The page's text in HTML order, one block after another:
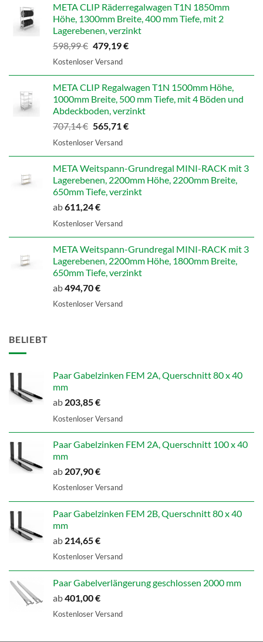
META CLIP Räderregalwagen T1N 1850mm
Höhe, 1300mm Breite, 400 mm Tiefe, mit 2
Lagerebenen, verzinkt
598,99€ Ursprünglicher
Preis
479,19€Aktueller
Kostenloser Versand
META CLIP Regalwagen T1N 1500mm Höhe,
1000mm Breite, 500 mm Tiefe, mit 4 Böden und
Abdeckboden, verzinkt
707,14€ Ursprünglicher
Preis
565,71€Aktueller
Kostenloser Versand
META Weitspann-Grundregal MINI-RACK mit 3
Lagerebenen, 2200mm Höhe, 2200mm Breite,
650mm Tiefe, verzinkt
ab611,24€
Kostenloser Versand
META Weitspann-Grundregal MINI-RACK mit 3
Lagerebenen, 2200mm Höhe, 1800mm Breite,
650mm Tiefe, verzinkt
ab494,70€
Kostenloser Versand
BELIEBT
Paar Gabelzinken FEM 2A, Querschnitt 80 x 40
mm
ab 203,85€
Kostenloser Versand
Paar Gabelzinken FEM 2A, Querschnitt 100 x 40
mm
ab 207,90€
Kostenloser Versand
Paar Gabelzinken FEM 2B, Querschnitt 80 x 40
mm
ab 214,65€
Kostenloser Versand
Paar Gabelverlängerung geschlossen 2000 mm
ab401,00€
Kostenloser Versand